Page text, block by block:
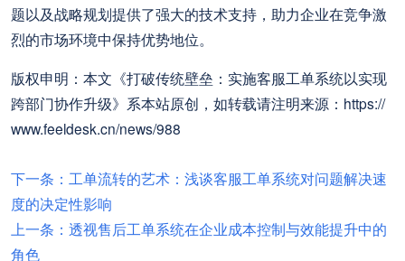
题以及战略规划提供了强大的技术支持，助力企业在竞争激
烈的市场环境中保持优势地位。
版权申明：本文《打破传统壁垒：实施客服工单系统以实现
跨部门协作升级》系本站原创，如转载请注明来源：https://
www.feeldesk.cn/news/988
下一条：工单流转的艺术：浅谈客服工单系统对问题解决速
度的决定性影响
上一条：透视售后工单系统在企业成本控制与效能提升中的
角色